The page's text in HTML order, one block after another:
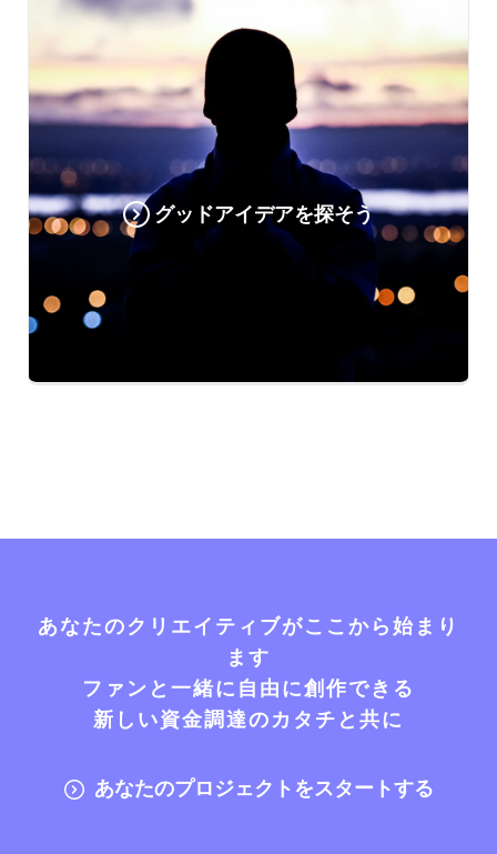
グッドアイデアを探そう
あなたのクリエイティブがここから始まり
ます
ファンと一緒に自由に創作できる
新しい資金調達のカタチと共に
あなたのプロジェクトをスタートする